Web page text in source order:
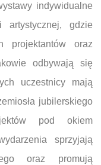
indywidualne
artystycznej, gdzie
projektantów oraz
odbywają się
uczestnicy mają
jubilerskiego
pod okiem
sprzyjają
oraz promują